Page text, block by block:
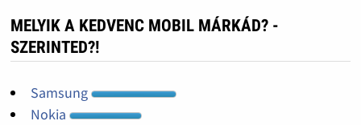
MELYIK A KEDVENC MOBIL MÁRKÁD? -
SZERINTED?!
Samsung
Nokia